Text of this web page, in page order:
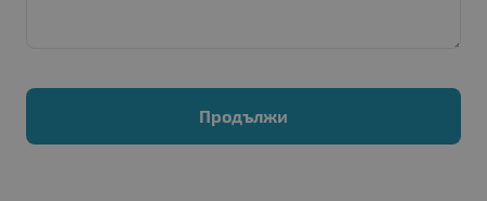
Продължи